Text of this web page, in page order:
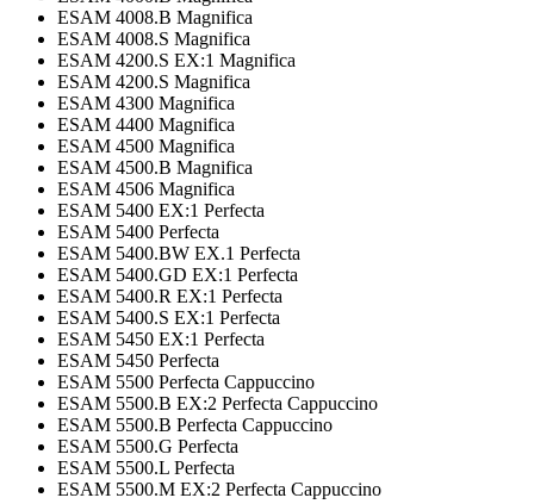
ESAM 4008.B Magnifica
ESAM 4008.S Magnifica
ESAM 4200.S EX:1 Magnifica
ESAM 4200.S Magnifica
ESAM 4300 Magnifica
ESAM 4400 Magnifica
ESAM 4500 Magnifica
ESAM 4500.B Magnifica
ESAM 4506 Magnifica
ESAM 5400 EX:1 Perfecta
ESAM 5400 Perfecta
ESAM 5400.BW EX.1 Perfecta
ESAM 5400.GD EX:1 Perfecta
ESAM 5400.R EX:1 Perfecta
ESAM 5400.S EX:1 Perfecta
ESAM 5450 EX:1 Perfecta
ESAM 5450 Perfecta
ESAM 5500 Perfecta Cappuccino
ESAM 5500.B EX:2 Perfecta Cappuccino
ESAM 5500.B Perfecta Cappuccino
ESAM 5500.G Perfecta
ESAM 5500.L Perfecta
ESAM 5500.M EX:2 Perfecta Cappuccino